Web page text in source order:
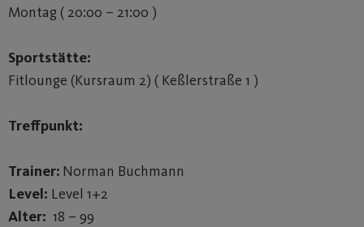
Montag ( 20:00 – 21:00 )
Sportstätte:
Fitlounge (Kursraum 2) ( Keßlerstraße 1 )
Treffpunkt:
Trainer: Norman Buchmann
Level: Level 1+2
Alter: 18 – 99